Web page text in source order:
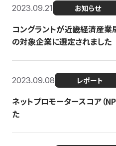
2023.09.21 お知らせ
コングラントが近畿経済産
の対象企業に選定されました
2023.09.08 レポート
ネットプロモータースコア（
た